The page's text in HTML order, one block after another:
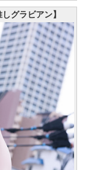
グラビアン】